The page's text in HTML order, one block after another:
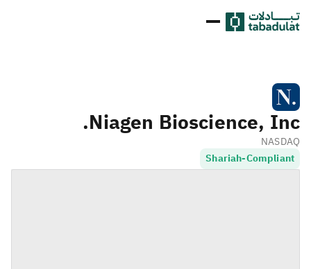
Niagen Bioscience, Inc.
NASDAQ
Shariah-Compliant